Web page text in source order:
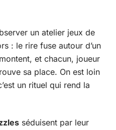
un atelier jeux de
: le rire fuse autour d’un
et chacun, joueur
sa place. On est loin
un rituel qui rend la
séduisent par leur